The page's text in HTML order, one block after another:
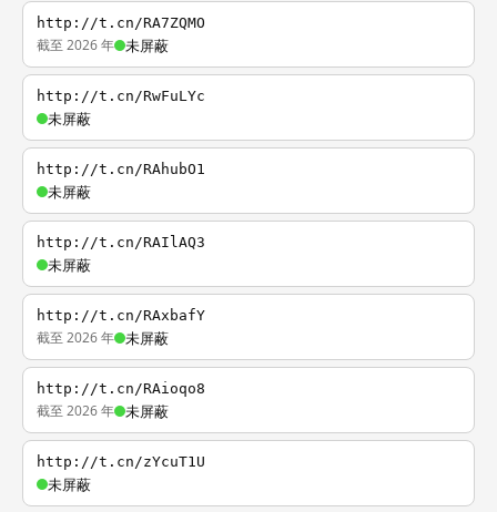
http://t.cn/RA7ZQMO
截至 2026 年 未屏蔽
http://t.cn/RwFuLYc
未屏蔽
http://t.cn/RAhubO1
未屏蔽
http://t.cn/RAIlAQ3
未屏蔽
http://t.cn/RAxbafY
截至 2026 年 未屏蔽
http://t.cn/RAioqo8
截至 2026 年 未屏蔽
http://t.cn/zYcuT1U
未屏蔽